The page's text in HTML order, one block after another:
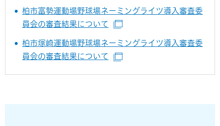
柏市富勢運動場野球場ネーミングライツ導入審査委
員会の審査結果について
柏市塚崎運動場野球場ネーミングライツ導入審査委
員会の審査結果について